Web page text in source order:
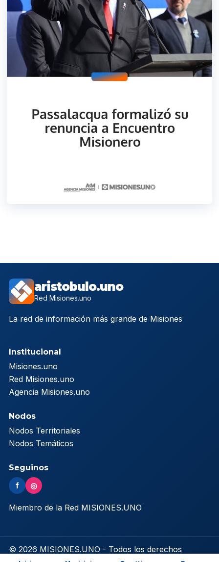
aristobulo.uno
Red Misiones.uno
La red de información más grande de Misiones
Institucional
Misiones.uno
Red Misiones.uno
Agencia Misiones.uno
Nodos
Nodos Territoriales
Nodos Temáticos
Seguinos
f ◎
Miembro de la Red MISIONES.UNO
© 2026 MISIONES.UNO - Todos los derechos
reservados